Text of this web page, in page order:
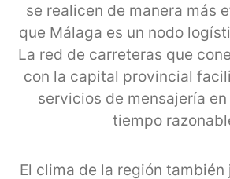
se realicen de manera más
que Málaga es un nodo
La red de carreteras que
con la capital provincial
servicios de mensajería
tiempo
El clima de la región también